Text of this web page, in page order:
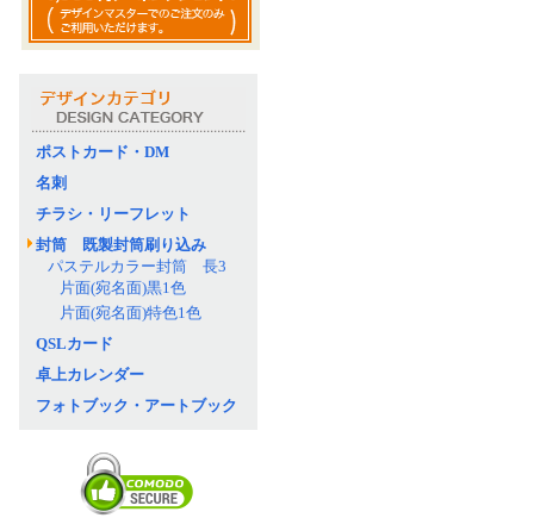
ポストカード・DM
名刺
チラシ・リーフレット
封筒 既製封筒刷り込み
パステルカラー封筒 長3
片面(宛名面)黒1色
片面(宛名面)特色1色
QSLカード
卓上カレンダー
フォトブック・アートブック